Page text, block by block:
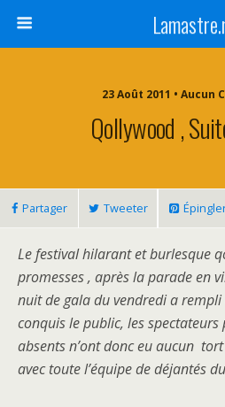
23 Août 2011 • Aucun
Qollywood ,
Partager Tweeter
Le festival hilarant et burlesque
promesses , après la parade en
nuit de gala du vendredi a
conquis le public, les spectateurs
absents n’ont donc eu aucun
avec toute l’équipe de déjantés